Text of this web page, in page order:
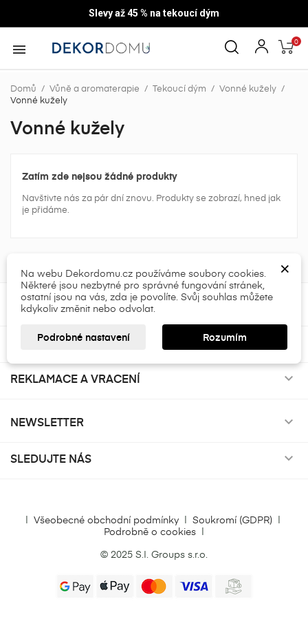
Slevy až 45 % na tekoucí dým
 0
Domů Vůně a aromaterapie Tekoucí dým
Vonné kužely
Vonné kužely
Vonné kužely
Zatím zde nejsou žádné produkty
Navštivte nás za pár dní znovu. Produkty se zobrazí, hned jak
je přidáme.
KONTAKT
VŠE O NÁKUPU
REKLAMACE A VRACENÍ 
NEWSLETTER 
SLEDUJTE NÁS 
×
add_circle_outline
((confirmMessage))
((modalDeleteText))
Název seznamu přání
Zrušit Vytvořit seznam přání
Musíte být přihlášen, abyste si mohli výrobky uložit do
svého seznamu přání.
Přihlásit se
| Všeobecné obchodní podmínky| Soukromí (GDPR)|
Podrobně o cookies |
© 2025 S.I. Groups s.r.o.
×
Na webu Dekordomu.cz používáme soubory cookies.
Některé jsou nezbytné pro správné fungování stránek,
ostatní jsou na vás, zda je povolíte. Svůj souhlas můžete
kdykoliv změnit nebo odvolat.
Podrobné nastavení Rozumím